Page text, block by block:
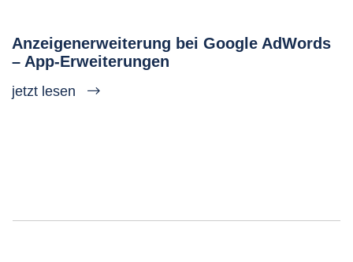
Anzeigenerweiterung bei Google AdWords
– App-Erweiterungen
jetzt lesen